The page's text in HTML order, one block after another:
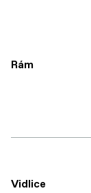
Rám
Vidlice